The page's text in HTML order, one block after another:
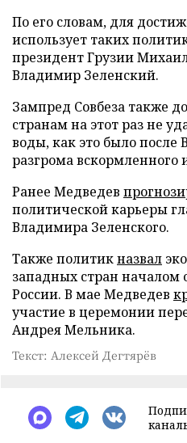
По его словам, для
использует таких
президент Грузии
Владимир Зеленский.
Зампред Совбеза также
странам на этот раз не
воды, как это было
разгрома
Ранее Медведев
политической карьеры
Владимира Зеленского.
Также политикназвал
западных стран началом
России. В мае Медведев
участие в церемонии
Андрея Мельника.
Текст: Алексей Дегтярёв